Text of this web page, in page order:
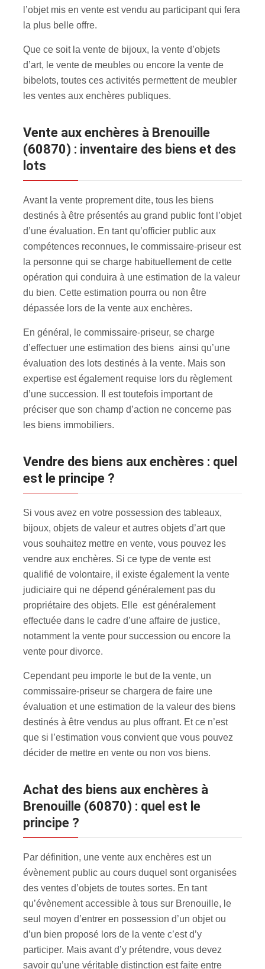
l’objet mis en vente est vendu au participant qui fera
la plus belle offre.
Que ce soit la vente de bijoux, la vente d’objets
d’art, le vente de meubles ou encore la vente de
bibelots, toutes ces activités permettent de meubler
les ventes aux enchères publiques.
Vente aux enchères à Brenouille
(60870) : inventaire des biens et des
lots
Avant la vente proprement dite, tous les biens
destinés à être présentés au grand public font l’objet
d’une évaluation. En tant qu’officier public aux
compétences reconnues, le commissaire-priseur est
la personne qui se charge habituellement de cette
opération qui conduira à une estimation de la valeur
du bien. Cette estimation pourra ou non être
dépassée lors de la vente aux enchères.
En général, le commissaire-priseur, se charge
d’effectuer une estimation des biens ainsi qu’une
évaluation des lots destinés à la vente. Mais son
expertise est également requise lors du règlement
d’une succession. Il est toutefois important de
préciser que son champ d’action ne concerne pas
les biens immobiliers.
Vendre des biens aux enchères : quel
est le principe ?
Si vous avez en votre possession des tableaux,
bijoux, objets de valeur et autres objets d’art que
vous souhaitez mettre en vente, vous pouvez les
vendre aux enchères. Si ce type de vente est
qualifié de volontaire, il existe également la vente
judiciaire qui ne dépend généralement pas du
propriétaire des objets. Elle est généralement
effectuée dans le cadre d’une affaire de justice,
notamment la vente pour succession ou encore la
vente pour divorce.
Cependant peu importe le but de la vente, un
commissaire-priseur se chargera de faire une
évaluation et une estimation de la valeur des biens
destinés à être vendus au plus offrant. Et ce n’est
que si l’estimation vous convient que vous pouvez
décider de mettre en vente ou non vos biens.
Achat des biens aux enchères à
Brenouille (60870) : quel est le
principe ?
Par définition, une vente aux enchères est un
évènement public au cours duquel sont organisées
des ventes d’objets de toutes sortes. En tant
qu’évènement accessible à tous sur Brenouille, le
seul moyen d’entrer en possession d’un objet ou
d’un bien proposé lors de la vente c’est d’y
participer. Mais avant d’y prétendre, vous devez
savoir qu’une véritable distinction est faite entre